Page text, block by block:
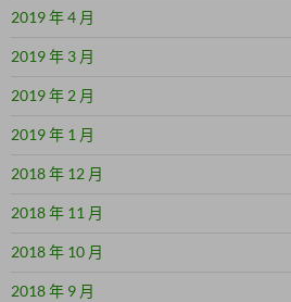
2019 年 4 月
2019 年 3 月
2019 年 2 月
2019 年 1 月
2018 年 12 月
2018 年 11 月
2018 年 10 月
2018 年 9 月